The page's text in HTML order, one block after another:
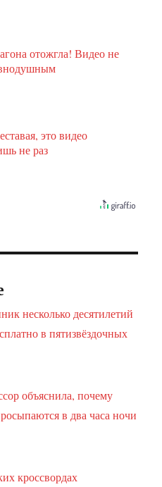
отожгла! Видео не
это видео
не раз
несколько десятилетий
в пятизвёздочных
объяснила, почему
в два часа ночи
кроссвордах